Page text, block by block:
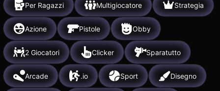
Per Ragazzi Multigiocatore Strategia
Azione Pistole Obby
2 Giocatori Clicker Sparatutto
Arcade .io Sport Disegno